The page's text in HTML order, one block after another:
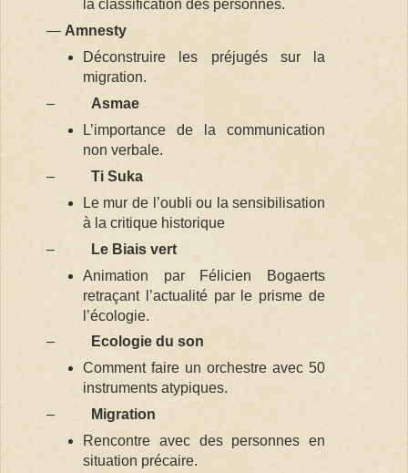
la classification des personnes.
— Amnesty
Déconstruire les préjugés sur la
migration.
– Asmae
L’importance de la communication
non verbale.
– Ti Suka
Le mur de l’oubli ou la sensibilisation
à la critique historique
–
Le Biais vert
Animation par Félicien Bogaerts
retraçant l’actualité par le prisme de
l’écologie.
–
Ecologie du son
Comment faire un orchestre avec 50
instruments atypiques.
–
Migration
Rencontre avec des personnes en
situation précaire.